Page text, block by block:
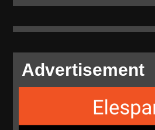
Advertisement